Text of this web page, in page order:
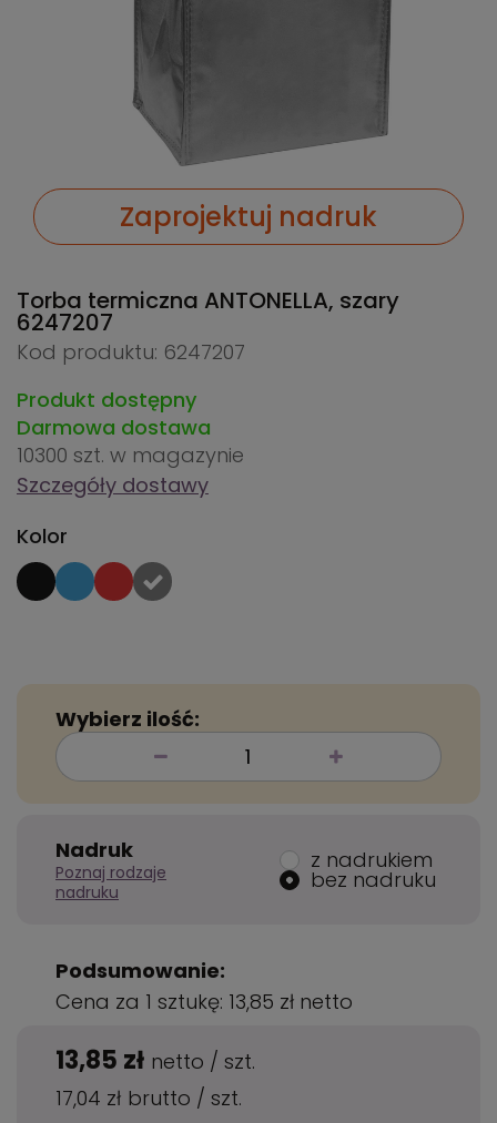
Zaprojektuj nadruk
Torba termiczna ANTONELLA, szary
6247207
Kod produktu: 6247207
Produkt dostępny
Darmowa dostawa
10300 szt. w magazynie
Szczegóły dostawy
Kolor
Wybierz ilość:
Nadruk
Poznaj rodzaje
nadruku
z nadrukiem
bez nadruku
Podsumowanie:
Cena za 1 sztukę: 13,85 zł netto
13,85 zł netto / szt.
17,04 zł brutto / szt.